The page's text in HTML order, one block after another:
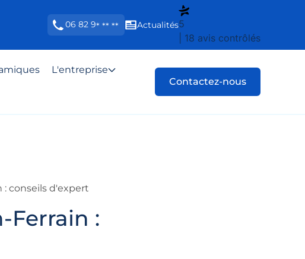
06 82 9* ** ** Actualités5
| 18 avis contrôlés
L'entreprise
Contactez-nous
: conseils d'expert
Ferrain :